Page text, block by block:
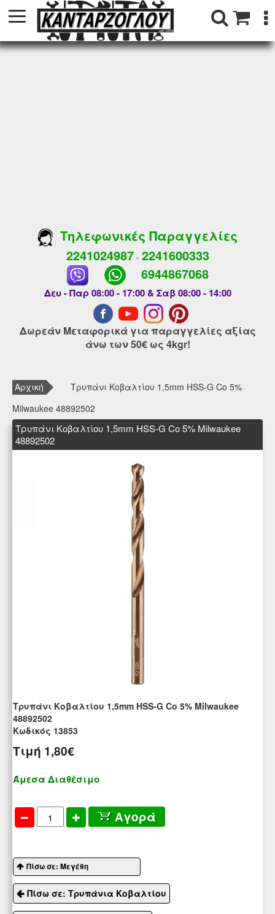
Τηλεφωνικές Παραγγελίες
2241024987- 2241600333
6944867068
Δευ - Παρ 08:00 - 17:00 & Σαβ 08:00 - 14:00
Δωρεάν Μεταφορικά για παραγγελίες αξίας
άνω των 50€ ως 4kgr!
Αρχική
Τρυπάνι Κοβαλτίου 1,5mm HSS-G Co 5%
Milwaukee 48892502
Τρυπάνι Κοβαλτίου 1,5mm HSS-G Co 5% Milwaukee
48892502
Τρυπάνι Κοβαλτίου 1,5mm HSS-G Co 5% Milwaukee
48892502
Kωδικός 13853
Τιμή 1,80€
Άμεσα Διαθέσιμο
Αγορά
Πίσω σε: Μεγέθη
Πίσω σε: Τρυπάνια Κοβαλτίου